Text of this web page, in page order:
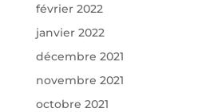
février 2022
janvier 2022
décembre 2021
novembre 2021
octobre 2021